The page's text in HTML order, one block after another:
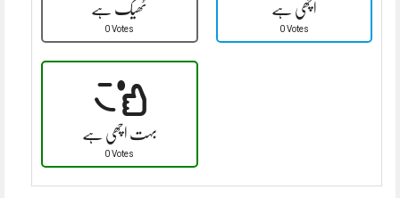
ٹھیک ہے
0 Votes
اچھی ہے
0 Votes
بہت اچھی ہے
0 Votes